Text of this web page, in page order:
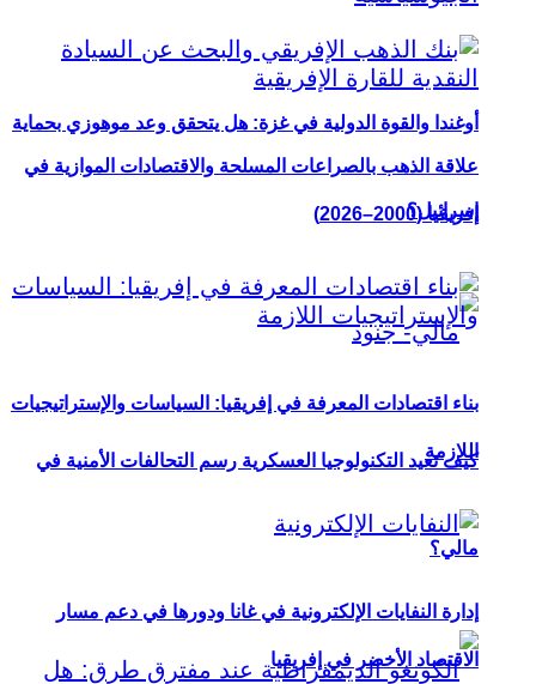
أوغندا والقوة الدولية في غزة: هل يتحقق وعد موهوزي بحماية
إسرائيل؟
كيف تعيد التكنولوجيا العسكرية رسم التحالفات الأمنية في
مالي؟
علاقة الذهب بالصراعات المسلحة والاقتصادات الموازية في
إفريقيا (2000–2026)
بناء اقتصادات المعرفة في إفريقيا: السياسات والإستراتيجيات
اللازمة
إدارة النفايات الإلكترونية في غانا ودورها في دعم مسار
الاقتصاد الأخضر في إفريقيا